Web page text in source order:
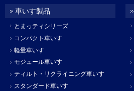
車いす製品
とまっティシリーズ
コンパクト車いす
軽量車いす
モジュール車いす
ティルト・リクライニング車いす
スタンダード車いす